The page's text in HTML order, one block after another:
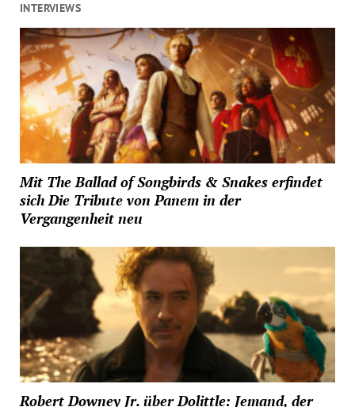
INTERVIEWS
Mit The Ballad of Songbirds & Snakes erfindet
sich Die Tribute von Panem in der
Vergangenheit neu
Robert Downey Jr. über Dolittle: Jemand, der